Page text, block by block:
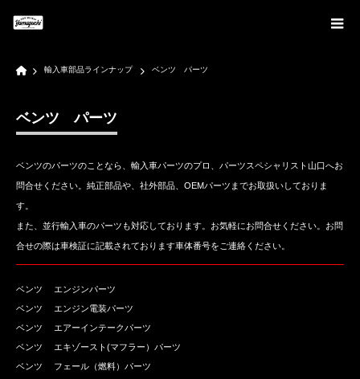
Home
輸入車部品ラインナップ ベンツ パーツ
ベンツ パーツ
ベンツのパーツのことなら、輸入車パーツのプロ、パーツスペシャリスト山口へお
問合せください。純正部品や、社外部品、OEMパーツまでお取扱いしておりま
す。
また、並行輸入車のパーツも対応しております。お気軽にお問合せください。お問
合せの際は車検証に記載されております車体番号をご連絡ください。
ベンツ エンジンパーツ
ベンツ エンジン電装パーツ
ベンツ エアーインテークパーツ
ベンツ エキゾースト(マフラー）パーツ
ベンツ フェール（燃料）パーツ